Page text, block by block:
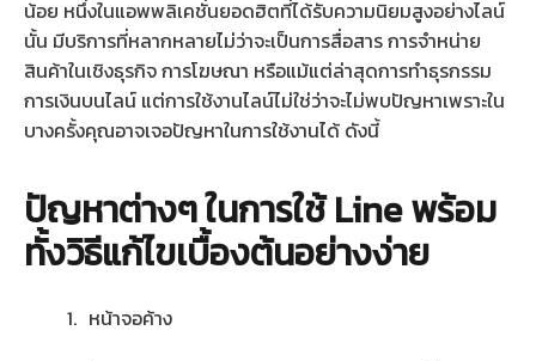
น้อย หนึ่งในแอพพลิเคชั่นยอดฮิตที่ได้รับความนิยมสูงอย่างไลน์
นั้น มีบริการที่หลากหลายไม่ว่าจะเป็นการสื่อสาร การจำหน่าย
สินค้าในเชิงธุรกิจ การโฆษณา หรือแม้แต่ล่าสุดการทำธุรกรรม
การเงินบนไลน์ แต่การใช้งานไลน์ไม่ใช่ว่าจะไม่พบปัญหาเพราะใน
บางครั้งคุณอาจเจอปัญหาในการใช้งานได้ ดังนี้
ปัญหาต่างๆ ในการใช้ Line พร้อม
ทั้งวิธีแก้ไขเบื้องต้นอย่างง่าย
หน้าจอค้าง